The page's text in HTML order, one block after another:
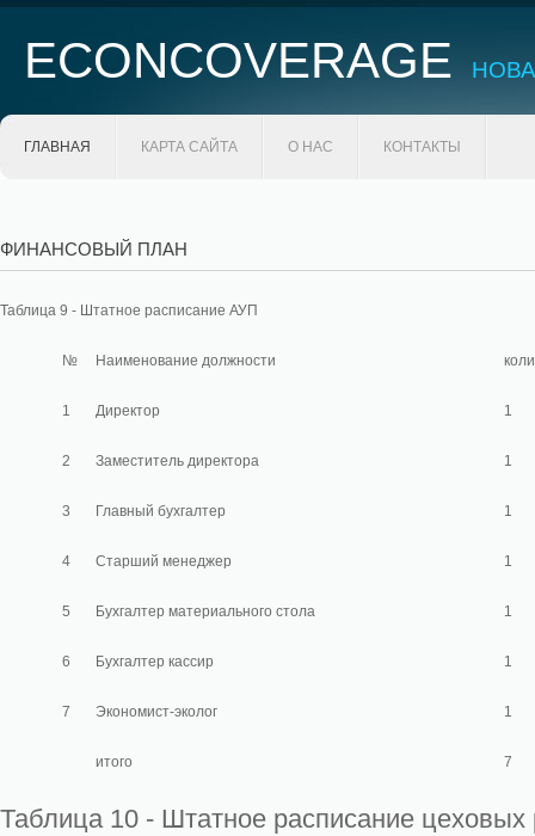
ECONCOVERAGE
ГЛАВНАЯ КАРТА САЙТА О НАС КОНТАКТЫ
ФИНАНСОВЫЙ ПЛАН
Таблица 9 - Штатное расписание АУП
№ Наименование должности
1 Директор 1
2 Заместитель директора 1
3 Главный бухгалтер 1
4 Старший менеджер 1
5 Бухгалтер материального стола 1
6 Бухгалтер кассир 1
7 Экономист-эколог 1
итого 7
Таблица 10 - Штатное расписание цеховых